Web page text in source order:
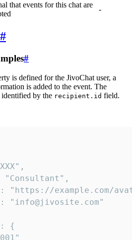
that events for this chat are
-
#
#
is defined for the JivoChat user, a
is added to the event. The
identified by the recipient.id field.